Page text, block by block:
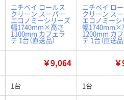
ニチベイ ロールス
クリーン スーパー
エコノミーシリーズ
幅1740mm×高さ
1100mm カフェラ
テ 1台（直送品）
ニチベイ ロ
クリーン ス
エコノミー
幅1740mm×
1200mm カ
テ 1台（直送品
￥9,064
1台 1台